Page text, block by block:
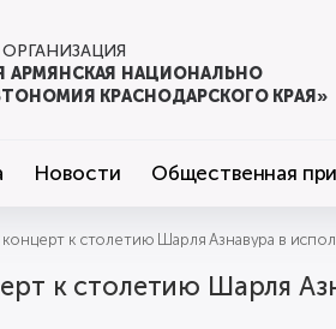
АРМЯНСКАЯ НАЦИОНАЛЬНО
КРАСНОДАРСКОГО КРАЯ»
Новости Общественная
к столетию Шарля Азнавура в
к столетию Шарля